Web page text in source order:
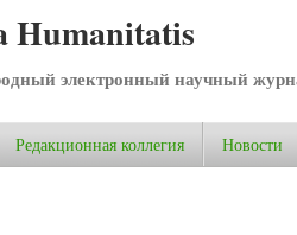
Humanitatis
электронный научный
Редакционная коллегия Новости